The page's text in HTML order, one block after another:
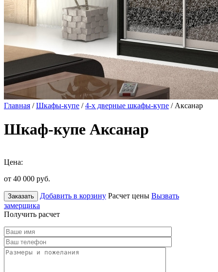
Главная /Шкафы-купе /4-х дверные шкафы-купе / Аксанар
Шкаф-купе Аксанар
Цена:
от 40 000 руб.
Заказать Добавить в корзину Расчет цены Вызвать
замерщика
Получить расчет